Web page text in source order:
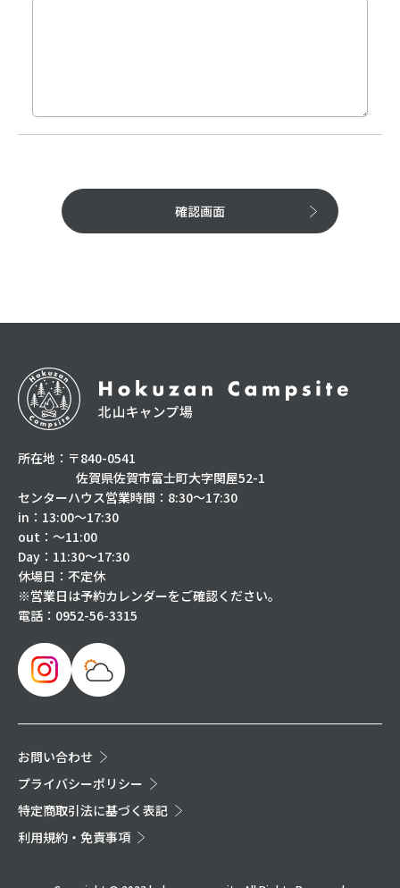
確認画面
所在地：〒840-0541
佐賀県佐賀市富士町大字関屋52-1
センターハウス営業時間：8:30～17:30
in：13:00～17:30
out：～11:00
Day：11:30～17:30
休場日：不定休
※営業日は予約カレンダーをご確認ください。
電話： 0952-56-3315
お問い合わせ
プライバシーポリシー
特定商取引法に基づく表記
利用規約・免責事項